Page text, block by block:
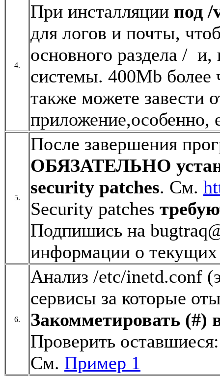
4.
При инсталляции под /
для логов и почты,
основного раздела / и,
системы. 400Mb более
также можете завести
приложение,особенно,
5.
После завершения
ОБЯЗАТЕЛЬНО
security patches. См.
Security patches
Подпишись на
информации о
6.
Анализ /etc/inetd.conf
сервисы за которые
Закомметировать (#)
Проверить
См. Пример 1